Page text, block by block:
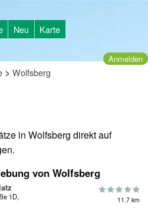
Neu Karte
Anmelden
> Wolfsberg
in Wolfsberg direkt auf
von Wolfsberg
1D,
11.7 km